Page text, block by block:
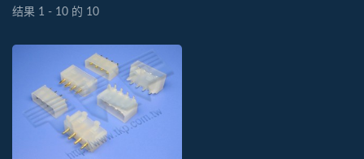
结果 1 - 10 的 10